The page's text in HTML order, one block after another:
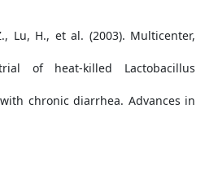
Lu, H., et al. (2003). Multicenter,
of heat-killed Lactobacillus
chronic diarrhea. Advances in